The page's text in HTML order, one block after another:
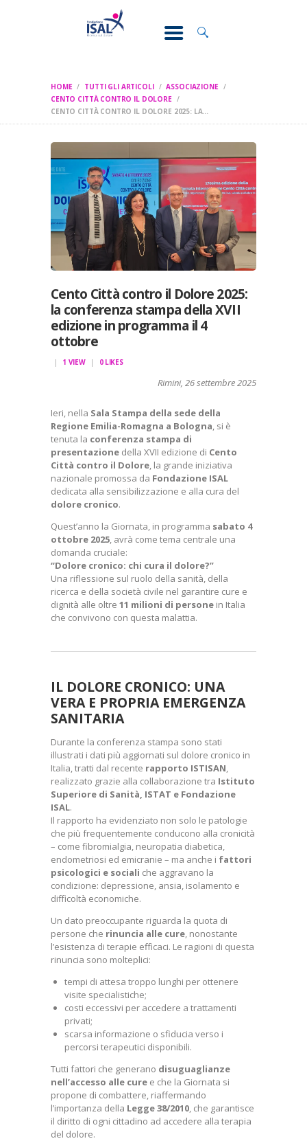
HOME TUTTI GLI ARTICOLI
ASSOCIAZIONE
CENTO CITTÀ CONTRO IL DOLORE
CENTO CITTÀ CONTRO IL DOLORE 2025: LA...
CONOSCI IL
DOLORE
RICERCA
FORMAZIONE
Cento Città contro il Dolore 2025:
la conferenza stampa della XVII
edizione in programma il 4
ottobre
1 VIEW 0 LIKES
Rimini, 26 settembre 2025
Ieri, nella Sala Stampa della sede della
Regione Emilia-Romagna a Bologna, si è
tenuta la conferenza stampa di
presentazione della XVII edizione di Cento
Città contro il Dolore, la grande iniziativa
nazionale promossa da Fondazione ISAL
dedicata alla sensibilizzazione e alla cura del
dolore cronico.
Quest’anno la Giornata, in programma sabato 4
ottobre 2025, avrà come tema centrale una
domanda cruciale:
“Dolore cronico: chi cura il dolore?”
Una riflessione sul ruolo della sanità, della
ricerca e della società civile nel garantire cure e
dignità alle oltre 11 milioni di persone in Italia
che convivono con questa malattia.
IL DOLORE CRONICO: UNA
VERA E PROPRIA EMERGENZA
SANITARIA
Durante la conferenza stampa sono stati
illustrati i dati più aggiornati sul dolore cronico in
Italia, tratti dal recente rapporto ISTISAN,
realizzato grazie alla collaborazione tra Istituto
Superiore di Sanità, ISTAT e Fondazione
ISAL.
Il rapporto ha evidenziato non solo le patologie
che più frequentemente conducono alla cronicità
– come fibromialgia, neuropatia diabetica,
endometriosi ed emicranie – ma anche i fattori
psicologici e sociali che aggravano la
condizione: depressione, ansia, isolamento e
difficoltà economiche.
Un dato preoccupante riguarda la quota di
persone che rinuncia alle cure, nonostante
l’esistenza di terapie efficaci. Le ragioni di questa
rinuncia sono molteplici:
tempi di attesa troppo lunghi per ottenere
visite specialistiche;
costi eccessivi per accedere a trattamenti
privati;
scarsa informazione o sfiducia verso i
percorsi terapeutici disponibili.
Tutti fattori che generano disuguaglianze
nell’accesso alle cure e che la Giornata si
propone di combattere, riaffermando
l’importanza della Legge 38/2010, che garantisce
il diritto di ogni cittadino ad accedere alla terapia
del dolore.